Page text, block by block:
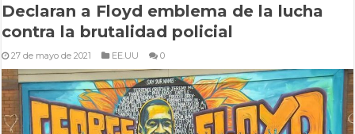
Declaran a Floyd emblema de la lucha
contra la brutalidad policial
27 de mayo de 2021 EE.UU 0